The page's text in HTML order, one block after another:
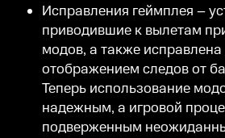
Исправления геймплея –
приводившие к вылетам
модов, а также
отображением следов от
Теперь использование
надежным, а игровой
подверженным